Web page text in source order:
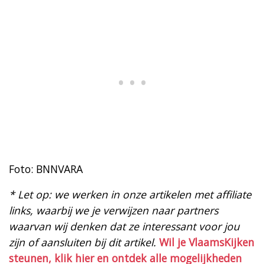
Foto: BNNVARA
* Let op: we werken in onze artikelen met affiliate
links, waarbij we je verwijzen naar partners
waarvan wij denken dat ze interessant voor jou
zijn of aansluiten bij dit artikel. Wil je VlaamsKijken
steunen, klik hier en ontdek alle mogelijkheden